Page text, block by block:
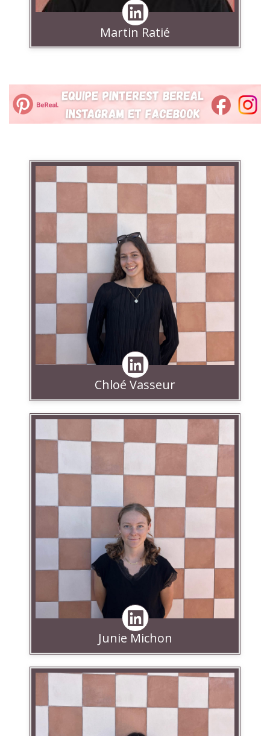
Martin Ratié
Chloé Vasseur
Linkedin
Junie Michon
Linkedin